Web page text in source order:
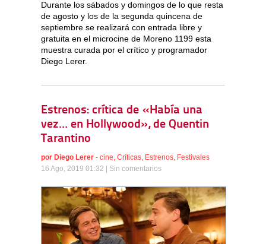
Durante los sábados y domingos de lo que resta
de agosto y los de la segunda quincena de
septiembre se realizará con entrada libre y
gratuita en el microcine de Moreno 1199 esta
muestra curada por el crítico y programador
Diego Lerer.
Estrenos: crítica de «Había una
vez… en Hollywood», de Quentin
Tarantino
por Diego Lerer - cine Críticas Estrenos Festivales
16 Ago, 2019 01:32 | Sin comentarios